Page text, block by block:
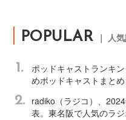
POPULAR ｜ 人
1.
ポッドキャストランキ
めポッドキャストまとめ
2.
radiko（ラジコ）、
表。東名阪で人気のラ